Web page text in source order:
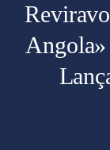
Angola»